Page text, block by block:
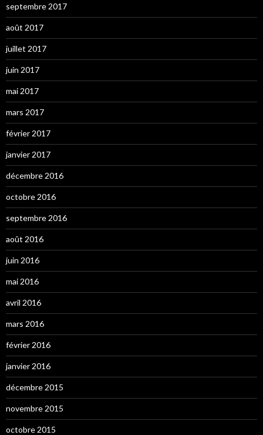
septembre 2017
août 2017
juillet 2017
juin 2017
mai 2017
mars 2017
février 2017
janvier 2017
décembre 2016
octobre 2016
septembre 2016
août 2016
juin 2016
mai 2016
avril 2016
mars 2016
février 2016
janvier 2016
décembre 2015
novembre 2015
octobre 2015